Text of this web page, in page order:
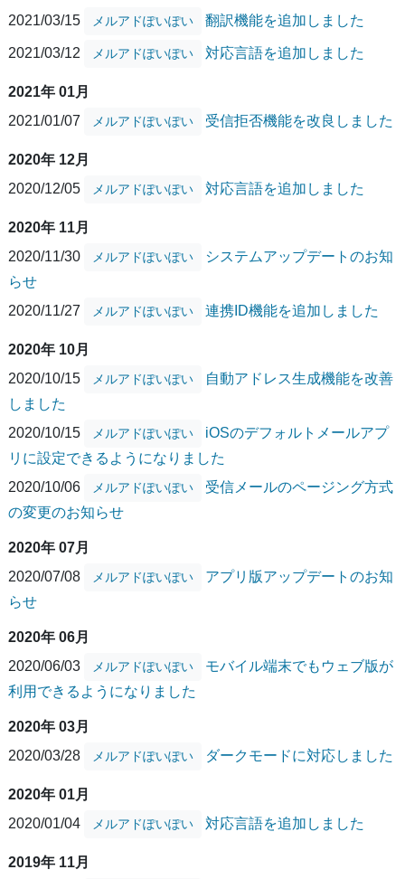
2021/03/15
メルアドぽいぽい 翻訳機能を追加しました
2021/03/12 メルアドぽいぽい 対応言語を追加しました
2021年 01月
2021/01/07
メルアドぽいぽい 受信拒否機能を改良しました
2020年 12月
2020/12/05
メルアドぽいぽい 対応言語を追加しました
2020年 11月
2020/11/30
メルアドぽいぽい
システムアップデートのお知
らせ
2020/11/27
メルアドぽいぽい 連携ID機能を追加しました
2020年 10月
2020/10/15
メルアドぽいぽい
自動アドレス生成機能を改善
しました
2020/10/15
メルアドぽいぽい
iOSのデフォルトメールアプ
リに設定できるようになりました
2020/10/06
メルアドぽいぽい
受信メールのページング方式
の変更のお知らせ
2020年 07月
2020/07/08
メルアドぽいぽい
アプリ版アップデートのお知
らせ
2020年 06月
2020/06/03
メルアドぽいぽい
モバイル端末でもウェブ版が
利用できるようになりました
2020年 03月
2020/03/28
メルアドぽいぽい ダークモードに対応しました
2020年 01月
2020/01/04
メルアドぽいぽい 対応言語を追加しました
2019年 11月